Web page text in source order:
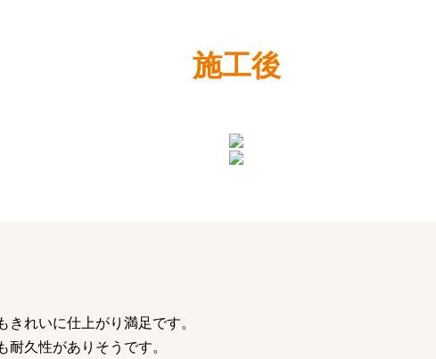
施工後
きれいに仕上がり満足です。
久性がありそうです。